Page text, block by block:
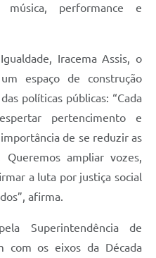
música, performance e
Iracema Assis, o
espaço de construção
políticas públicas: “Cada
pertencimento e
de se reduzir as
Queremos ampliar vozes,
a luta por justiça social
afirma.
Superintendência de
com os eixos da Década